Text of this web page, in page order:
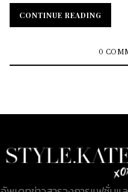
ของขวัญที่มีความหมายดีๆเ
พิเศษ ในโอกาสพิเศษ สำหรั
56,500 บาท GUCCI
CONTINUE READING
CONTINUE READING
0